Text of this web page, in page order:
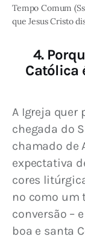
Tempo Comum
que Jesus Cristo
4.
Católica
A Igreja quer
chegada do
chamado de
expectativa
cores
no como um
conversão –
boa e santa